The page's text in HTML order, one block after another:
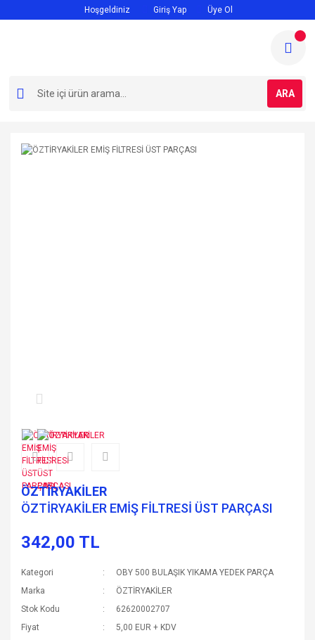
Hoşgeldiniz Giriş Yap Üye Ol
ARA
ÖZTİRYAKİLER
ÖZTİRYAKİLER EMİŞ FİLTRESİ ÜST PARÇASI
342,00 TL
Kategori
OBY 500 BULAŞIK YIKAMA YEDEK PARÇA
Marka
ÖZTİRYAKİLER
Stok Kodu
62620002707
Fiyat
5,00 EUR + KDV